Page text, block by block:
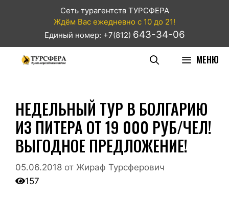
Сеть турагентств ТУРСФЕРА
Ждём Вас ежедневно с 10 до 21!
Единый номер: +7(812) 643-34-06
МЕНЮ
НЕДЕЛЬНЫЙ ТУР В БОЛГАРИЮ
ИЗ ПИТЕРА ОТ 19 000 РУБ/ЧЕЛ!
ВЫГОДНОЕ ПРЕДЛОЖЕНИЕ!
05.06.2018 от Жираф Турсферович
157